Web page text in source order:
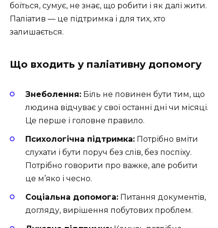
боїться, сумує, не знає, що робити і як далі жити.
Паліатив — це підтримка і для тих, хто
залишається.
Що входить у паліативну допомогу
Знеболення: Біль не повинен бути тим, що
людина відчуває у свої останні дні чи місяці.
Це перше і головне правило.
Психологічна підтримка: Потрібно вміти
слухати і бути поруч без слів, без поспіху.
Потрібно говорити про важке, але робити
це м’яко і чесно.
Соціальна допомога: Питання документів,
догляду, вирішення побутових проблем.